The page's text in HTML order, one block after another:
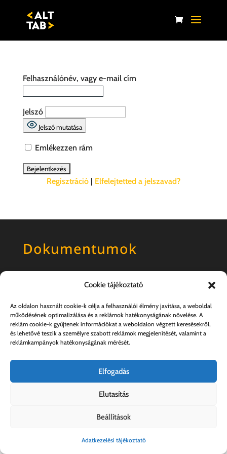
Cookie tájékoztató
Az oldalon használt cookie-k célja a felhasználói élmény javítása, a weboldal
működésének optimalizálása és a reklámok hatékonyságának növelése. A
reklám cookie-k gyűjtenek információkat a weboldalon végzett keresésekről,
és lehetővé teszik a személyre szabott reklámok megjelenítését, valamint a
reklámkampányok hatékonyságának mérését.
Elfogadás
Elutasítás
Beállítások
Adatkezelési tájékoztató
Felhasználónév, vagy e-mail cím
Jelszó
Jelszó mutatása
Emlékezzen rám
Regisztráció| Elfelejtetted a jelszavad?
Dokumentumok
Általános szerződési feltételek
Kovács András e.v. | 57357889-1-33